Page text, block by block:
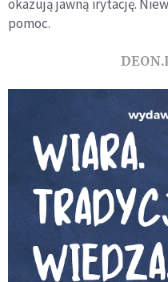
okazują jawną irytację.
pomoc.